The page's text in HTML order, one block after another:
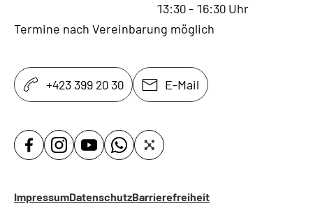
13:30- 16:30 Uhr
Termine nach Vereinbarung möglich
+423 399 20 30 E-Mail
ImpressumDatenschutzBarrierefreiheit